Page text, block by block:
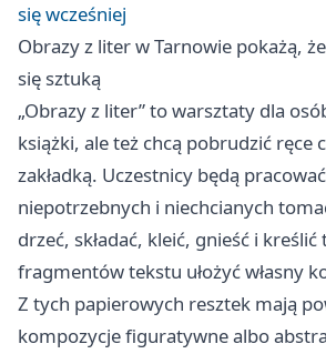
się wcześniej
Obrazy z liter w Tarnowie pokażą,
się sztuką
„Obrazy z liter” to warsztaty dla
książki, ale też chcą pobrudzić ręce
zakładką. Uczestnicy będą
niepotrzebnych i niechcianych
drzeć, składać, kleić, gnieść i
fragmentów tekstu ułożyć własny
Z tych papierowych resztek mają
kompozycje figuratywne albo